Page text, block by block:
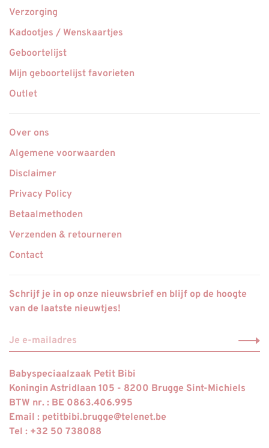
Verzorging
Kadootjes / Wenskaartjes
Geboortelijst
Mijn geboortelijst favorieten
Outlet
Over ons
Algemene voorwaarden
Disclaimer
Privacy Policy
Betaalmethoden
Verzenden & retourneren
Contact
Schrijf je in op onze nieuwsbrief en blijf op de hoogte
van de laatste nieuwtjes!
Babyspeciaalzaak Petit Bibi
Koningin Astridlaan 105 - 8200 Brugge Sint-Michiels
BTW nr. : BE 0863.406.995
Email : petitbibi.brugge@telenet.be
Tel : +32 50 738088